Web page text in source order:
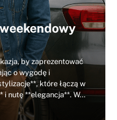
by zaprezentować
o wygodę i
które łączą w
i nutę **elegancja**. W…